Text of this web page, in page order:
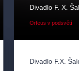
Divadlo F. X.
Orfeus v podsvětí
Divadlo F.X.